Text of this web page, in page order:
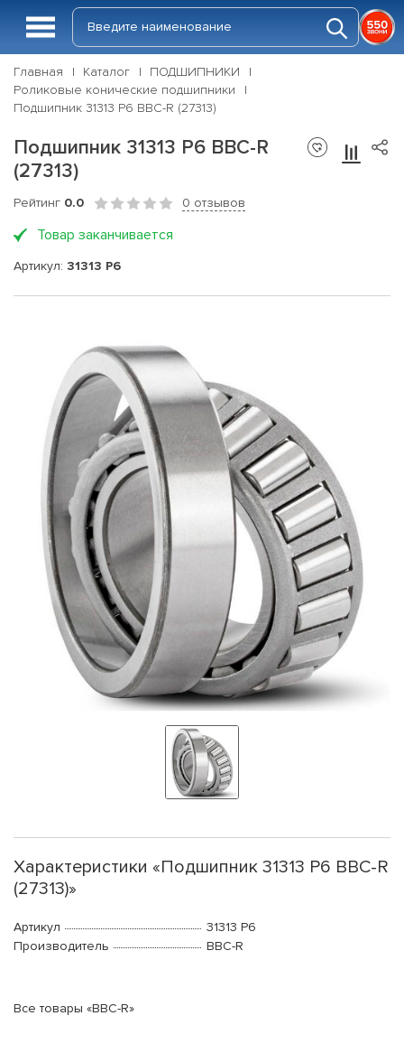
Главная Каталог
ПОДШИПНИКИ
Роликовые конические подшипники
Подшипник 31313 P6 BBC-R (27313)
Подшипник 31313 P6 BBC-R
(27313)
Рейтинг 0.0 0 отзывов
Товар заканчивается
Артикул: 31313 P6
Характеристики «Подшипник 31313 P6 BBC-R
(27313)»
Артикул
31313 P6
Производитель
BBC-R
Все товары «BBC-R»